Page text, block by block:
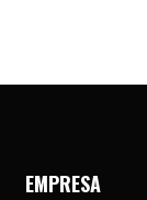
EMPRESA